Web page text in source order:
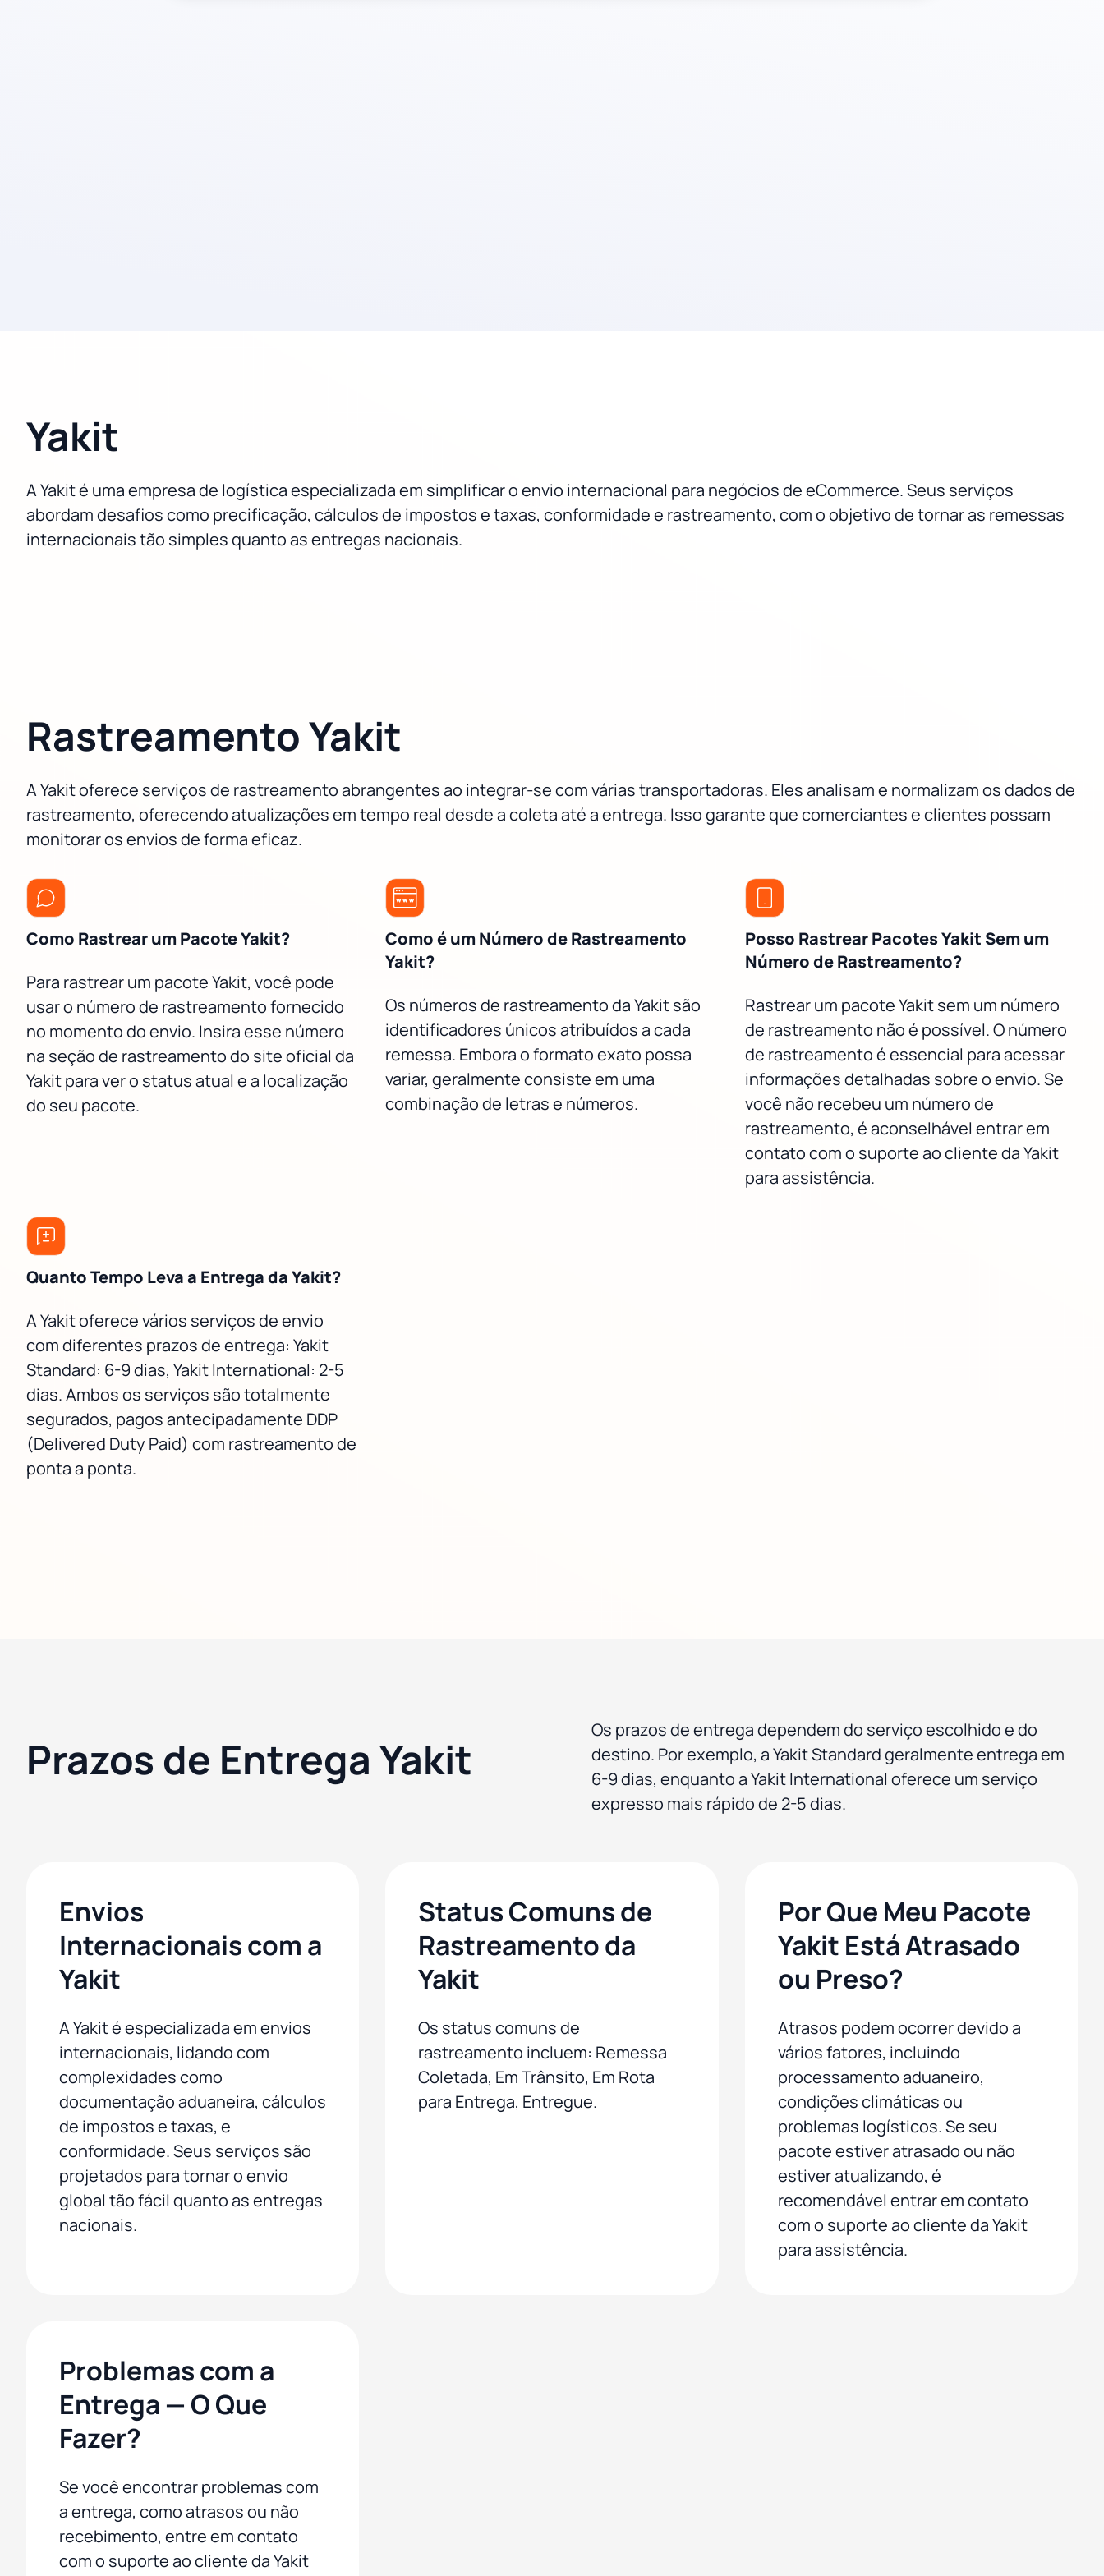
Yakit
A Yakit é uma empresa de logística especializada em simplificar o envio internacional para negócios de eCommerce. Seus serviços
abordam desafios como precificação, cálculos de impostos e taxas, conformidade e rastreamento, com o objetivo de tornar as remessas
internacionais tão simples quanto as entregas nacionais.
Rastreamento Yakit
A Yakit oferece serviços de rastreamento abrangentes ao integrar-se com várias transportadoras. Eles analisam e normalizam os dados de
rastreamento, oferecendo atualizações em tempo real desde a coleta até a entrega. Isso garante que comerciantes e clientes possam
monitorar os envios de forma eficaz.
Como Rastrear um Pacote Yakit?
Para rastrear um pacote Yakit, você pode
usar o número de rastreamento fornecido
no momento do envio. Insira esse número
na seção de rastreamento do site oficial da
Yakit para ver o status atual e a localização
do seu pacote.
Como é um Número de Rastreamento
Yakit?
Os números de rastreamento da Yakit são
identificadores únicos atribuídos a cada
remessa. Embora o formato exato possa
variar, geralmente consiste em uma
combinação de letras e números.
Posso Rastrear Pacotes Yakit Sem um
Número de Rastreamento?
Rastrear um pacote Yakit sem um número
de rastreamento não é possível. O número
de rastreamento é essencial para acessar
informações detalhadas sobre o envio. Se
você não recebeu um número de
rastreamento, é aconselhável entrar em
contato com o suporte ao cliente da Yakit
para assistência.
Quanto Tempo Leva a Entrega da Yakit?
A Yakit oferece vários serviços de envio
com diferentes prazos de entrega: Yakit
Standard: 6-9 dias, Yakit International: 2-5
dias. Ambos os serviços são totalmente
segurados, pagos antecipadamente DDP
(Delivered Duty Paid) com rastreamento de
ponta a ponta.
Prazos de Entrega Yakit
Os prazos de entrega dependem do serviço escolhido e do
destino. Por exemplo, a Yakit Standard geralmente entrega em
6-9 dias, enquanto a Yakit International oferece um serviço
expresso mais rápido de 2-5 dias.
Envios
Internacionais com a
Yakit
A Yakit é especializada em envios
internacionais, lidando com
complexidades como
documentação aduaneira, cálculos
de impostos e taxas, e
conformidade. Seus serviços são
projetados para tornar o envio
global tão fácil quanto as entregas
nacionais.
Status Comuns de
Rastreamento da
Yakit
Os status comuns de
rastreamento incluem: Remessa
Coletada, Em Trânsito, Em Rota
para Entrega, Entregue.
Por Que Meu Pacote
Yakit Está Atrasado
ou Preso?
Atrasos podem ocorrer devido a
vários fatores, incluindo
processamento aduaneiro,
condições climáticas ou
problemas logísticos. Se seu
pacote estiver atrasado ou não
estiver atualizando, é
recomendável entrar em contato
com o suporte ao cliente da Yakit
para assistência.
Problemas com a
Entrega — O Que
Fazer?
Se você encontrar problemas com
a entrega, como atrasos ou não
recebimento, entre em contato
com o suporte ao cliente da Yakit